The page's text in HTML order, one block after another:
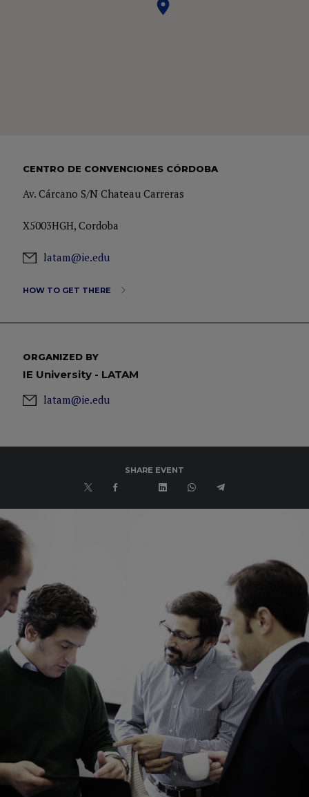
CENTRO DE CONVENCIONES CÓRDOBA
Av. Cárcano S/N Chateau Carreras
X5003HGH, Cordoba
latam@ie.edu
HOW TO GET THERE
ORGANIZED BY
IE University - LATAM
latam@ie.edu
SHARE EVENT